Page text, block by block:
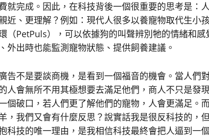
就完成。因此，在科技背後一個很重要的思考是：
近、更理解？例如：現代人很多以養寵物取代生小
（PetPuls），可以依據狗的叫聲辨別牠的情緒和
外出時也能監測寵物狀態、提供飼養建議。
告不是要談商機，是看到一個福音的機會。當人們
人會無所不用其極想要去滿足他們，商人不只是發
個破口，若人們更了解他們的寵物，人會更滿足。
，我們又會有什麼反思？說實話我是很反科技的，
科技的唯一理由，是我相信科技最終會把人逼到一